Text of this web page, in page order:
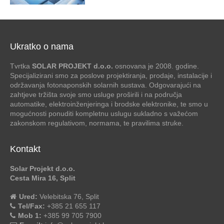
Ukratko o nama
Tvrtka SOLAR PROJEKT d.o.o. osnovana je 2008. godine.
Specijalizirani smo za poslove projektiranja, prodaje, instalacije i
održavanja fotonaponskih solarnih sustava. Odgovarajući na
zahtjeve tržišta svoje smo usluge proširili i na područja
automatike, elektroinženjeringa i brodske elektronike, te smo u
mogućnosti ponuditi kompletnu uslugu sukladno s važećom
zakonskom regulativom, normama, te pravilima struke.
Kontakt
Solar Projekt d.o.o.
Cesta Mira 16, Split
Ured: Velebitska 76, Split
Tel/Fax: +385 21 655 117
Mob 1: +385 99 705 7900